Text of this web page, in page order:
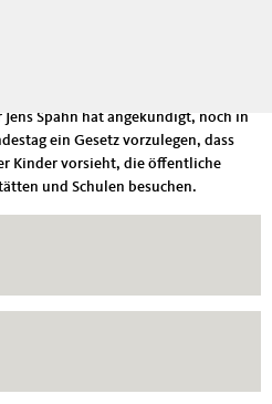
besuchen, muss künftig
darauf verlassen können, dass sich
nicht mit Masern anstecken.“
Spahn hat angekündigt, noch in
ein Gesetz vorzulegen, dass
Kinder vorsieht, die öffentliche
und Schulen besuchen.